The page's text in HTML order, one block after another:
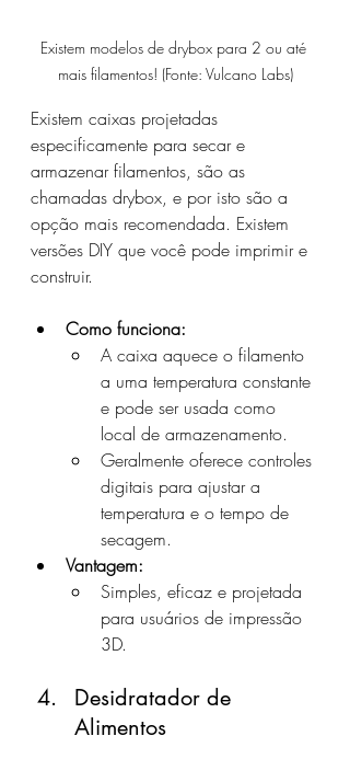
Existem modelos de drybox para 2 ou até
mais filamentos! (Fonte: Vulcano Labs)
Existem caixas projetadas
especificamente para secar e
armazenar filamentos, são as
chamadas drybox, e por isto são a
opção mais recomendada. Existem
versões DIY que você pode imprimir e
construir.
Como funciona:
A caixa aquece o filamento
a uma temperatura constante
e pode ser usada como
local de armazenamento.
Geralmente oferece controles
digitais para ajustar a
temperatura e o tempo de
secagem.
Vantagem:
Simples, eficaz e projetada
para usuários de impressão
3D.
Desidratador de
Alimentos